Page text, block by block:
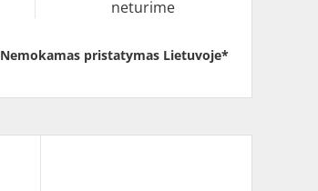
neturime
Nemokamas pristatymas Lietuvoje*